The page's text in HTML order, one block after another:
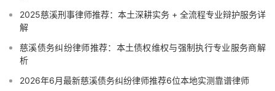
2025慈溪刑事律师推荐：本土深耕实务 + 全流程专业辩护服务详
解
慈溪债务纠纷律师推荐：本土债权维权与强制执行专业服务商解
析
2026年6月最新慈溪债务纠纷律师推荐6位本地实测靠谱律师